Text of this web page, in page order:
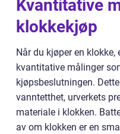
Kvantitative
klokkekjøp
Når du kjøper en klokke,
kvantitative målinger
kjøpsbeslutningen.
vanntetthet, urverkets
materiale i klokken.
av om klokken er en